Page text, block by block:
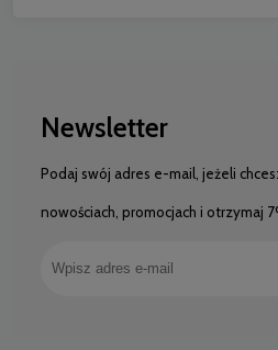
Newsletter
Podaj swój adres e-mail, jeżeli
nowościach, promocjach i otrzymaj